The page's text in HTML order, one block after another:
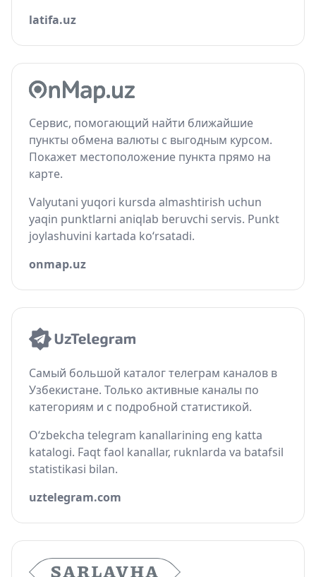
latifa.uz
Сервис, помогающий найти ближайшие
пункты обмена валюты с выгодным курсом.
Покажет местоположение пункта прямо на
карте.
Valyutani yuqori kursda almashtirish uchun
yaqin punktlarni aniqlab beruvchi servis. Punkt
joylashuvini kartada ko‘rsatadi.
onmap.uz
Самый большой каталог телеграм каналов в
Узбекистане. Только активные каналы по
категориям и с подробной статистикой.
O‘zbekcha telegram kanallarining eng katta
katalogi. Faqt faol kanallar, ruknlarda va batafsil
statistikasi bilan.
uztelegram.com